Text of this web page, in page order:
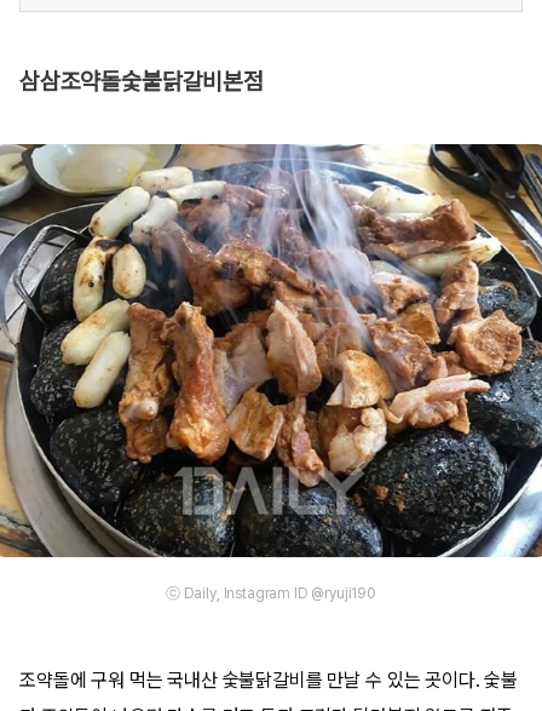
삼삼조약돌숯불닭갈비본점
ⓒ Daily, Instagram ID @ryuji190
조약돌에 구워 먹는 국내산 숯불닭갈비를 만날 수 있는 곳이다. 숯불